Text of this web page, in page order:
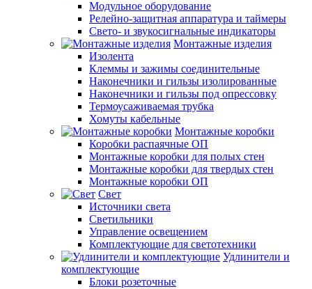
Модульное оборудование
Релейно-защитная аппаратура и таймеры
Свето- и звукосигнальные индикаторы
Монтажные изделия
Изолента
Клеммы и зажимы соединительные
Наконечники и гильзы изолированные
Наконечники и гильзы под опрессовку
Термоусаживаемая трубка
Хомуты кабельные
Монтажные коробки
Коробки распаячные ОП
Монтажные коробки для полых стен
Монтажные коробки для твердых стен
Монтажные коробки ОП
Свет
Источники света
Светильники
Управление освещением
Комплектующие для светотехники
Удлинители и
комплектующие
Блоки розеточные